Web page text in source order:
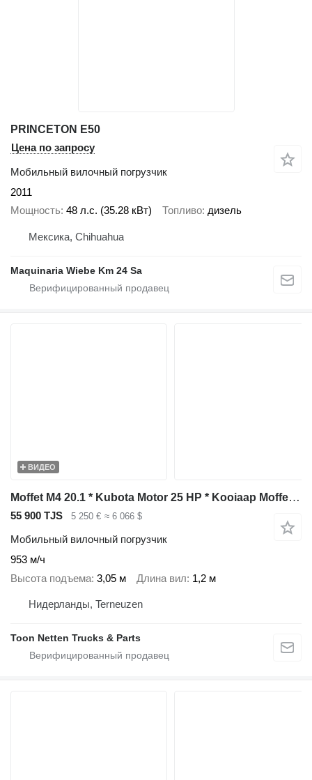
PRINCETON E50
Цена по запросу
Мобильный вилочный погрузчик
2011
Мощность 48 л.с. (35.28 кВт) Топливо дизель
Мексика, Chihuahua
Maquinaria Wiebe Km 24 Sa
ВИДЕО
Moffet M4 20.1 * Kubota Motor 25 HP * Kooiaap Moffet M4 20.1 * 2
55 900 TJS 5 250 € ≈ 6 066 $
Мобильный вилочный погрузчик
953 м/ч
Высота подъема 3,05 м Длина вил 1,2 м
Нидерланды, Terneuzen
Toon Netten Trucks & Parts